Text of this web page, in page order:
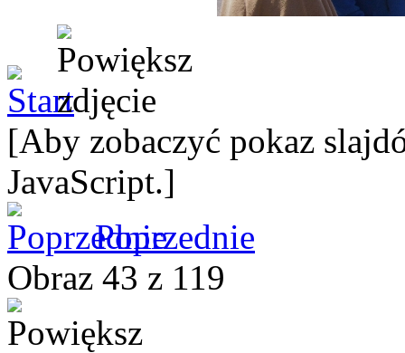
[Aby zobaczyć pokaz
JavaScript.]
Poprzednie
Obraz 43 z 119